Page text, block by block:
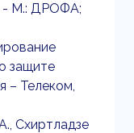
- М.: ДРОФА;
защите
– Телеком,
Схиртладзе